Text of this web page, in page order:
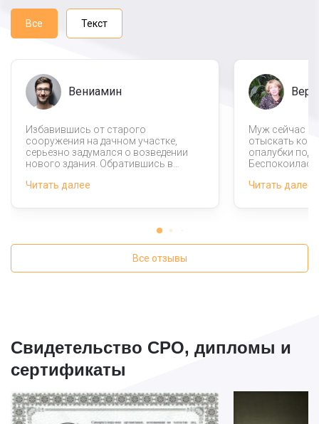
Все Текст
Вениамин
Избавившись от старого
сооружения на дачном участке,
серьезно задумался о возведении
нового здания. Обратившись в
дачный фундамент. Специалисты со
экспертным подходом подошли к
произвели монтаж опалубки.
Читать далее
Вера
Муж сейчас
отыскать
опалубки под
которые
работа была
Читать далее
Все отзывы
Свидетельство СРО, дипломы и
сертификаты